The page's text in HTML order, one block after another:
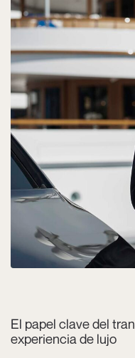
El papel clave del
experiencia de lujo